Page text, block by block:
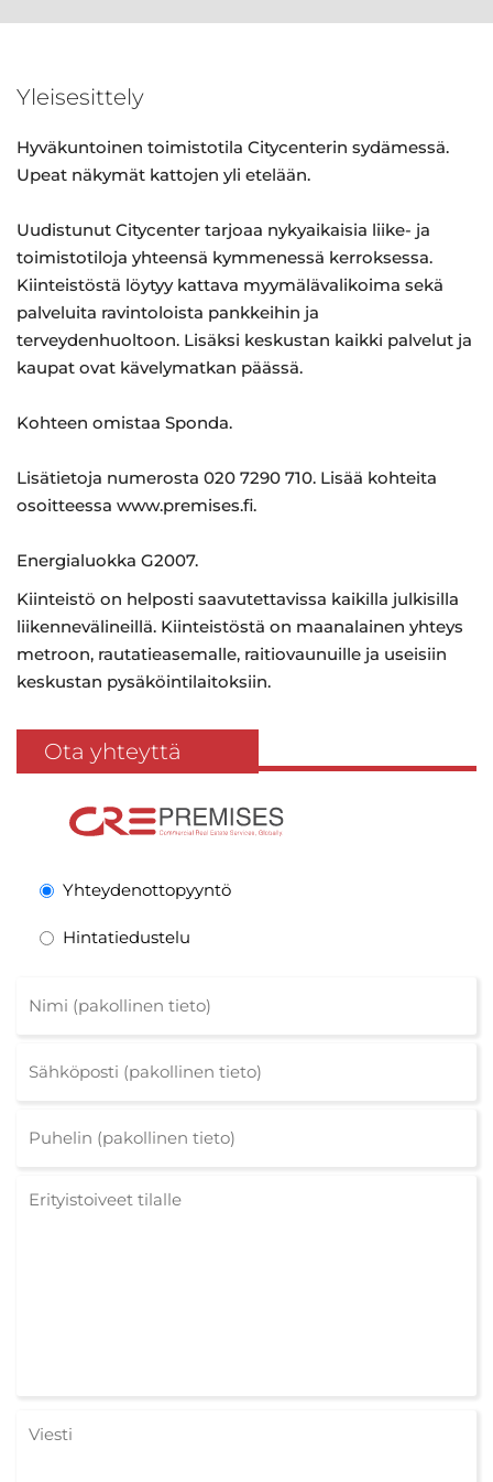
Yleisesittely
Hyväkuntoinen toimistotila Citycenterin sydämessä.
Upeat näkymät kattojen yli etelään.
Uudistunut Citycenter tarjoaa nykyaikaisia liike- ja
toimistotiloja yhteensä kymmenessä kerroksessa.
Kiinteistöstä löytyy kattava myymälävalikoima sekä
palveluita ravintoloista pankkeihin ja
terveydenhuoltoon. Lisäksi keskustan kaikki palvelut ja
kaupat ovat kävelymatkan päässä.
Kohteen omistaa Sponda.
Lisätietoja numerosta 020 7290 710. Lisää kohteita
osoitteessa www.premises.fi.
Energialuokka G2007.
Kiinteistö on helposti saavutettavissa kaikilla julkisilla
liikennevälineillä. Kiinteistöstä on maanalainen yhteys
metroon, rautatieasemalle, raitiovaunuille ja useisiin
keskustan pysäköintilaitoksiin.
Ota yhteyttä
Yhteydenottopyyntö
Hintatiedustelu